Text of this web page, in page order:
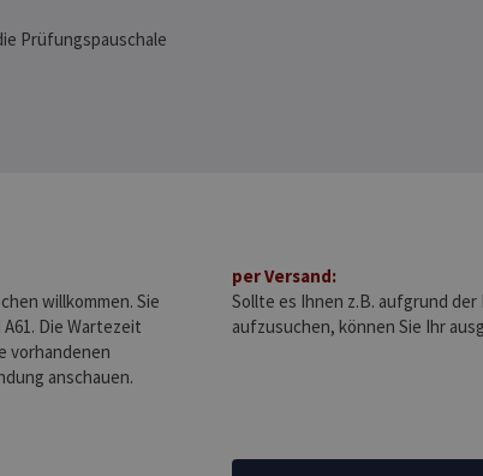
Prüfungspauschale
willkommen. Sie
Die Wartezeit
vorhandenen
anschauen.
per Versand:
Sollte es Ihnen z.B. aufgrund
aufzusuchen, können Sie Ihr